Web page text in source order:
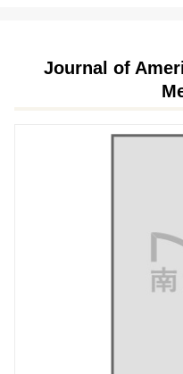
Journal of